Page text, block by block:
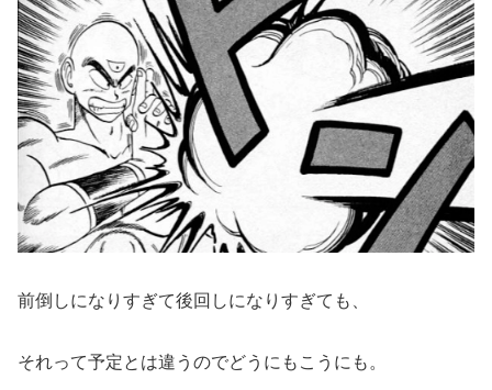
前倒しになりすぎて後回しになりすぎても、
それって予定とは違うのでどうにもこうにも。